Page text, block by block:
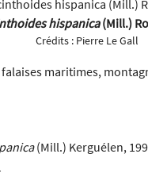
hispanica(Mill.)
Crédits : Pierre Le Gall
maritimes,
(Mill.) Kerguélen,